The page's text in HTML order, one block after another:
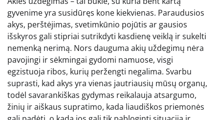
gyvenime yra susidūręs kone kiekvienas. Paraudusios
akys, perštėjimas, svetimkūnio pojūtis ar gausios
išskyros gali stipriai sutrikdyti kasdienę veiklą ir sukelti
nemenką nerimą. Nors dauguma akių uždegimų nėra
pavojingi ir sėkmingai gydomi namuose, visgi
egzistuoja ribos, kurių peržengti negalima. Svarbu
suprasti, kad akys yra vienas jautriausių mūsų organų,
todėl savarankiškas gydymas reikalauja atsargumo,
žinių ir aiškaus supratimo, kada liaudiškos priemonės